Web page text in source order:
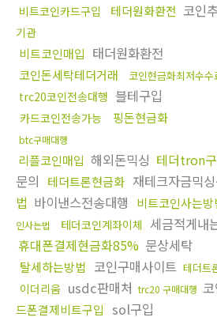
비트코인카드구입 테더원화환전 코인
기관
비트코인매입 태더원화환전
코인돈세탁테더거래 코인현금화최저수수
trc20코인전송대행 블테구입
카드코인전송가능 핑돈현금화
btc구매대행
리플코인매입 해외돈믹싱 테더tron
문의
테더트론현금화 재테크자금믹
법 바이낸스전송대행 비트코인사는방
인사는법
테더코인계좌이체 세금적게내
휴대폰결제현금화85% 문상세탁
탈세하는방법 코인구매사이트 테더트
이더리움 usdc판매처 trc20 구매대행
드폰결제비트구입 sol구입